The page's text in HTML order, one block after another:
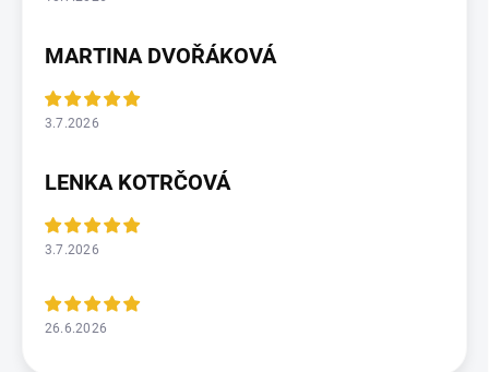
MARTINA DVOŘÁKOVÁ
3.7.2026
LENKA KOTRČOVÁ
3.7.2026
26.6.2026